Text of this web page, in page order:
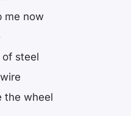
me now
of steel
the wheel